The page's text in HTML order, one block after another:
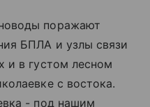
поражают
БПЛА и узлы связи
и в густом лесном
с востока.
- под нашим